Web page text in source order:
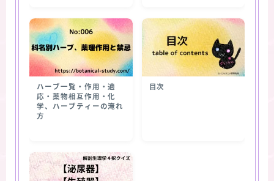
ハーブ一覧・作用・適
応・薬物相互作用・化
学、ハーブティーの淹れ
方
目次